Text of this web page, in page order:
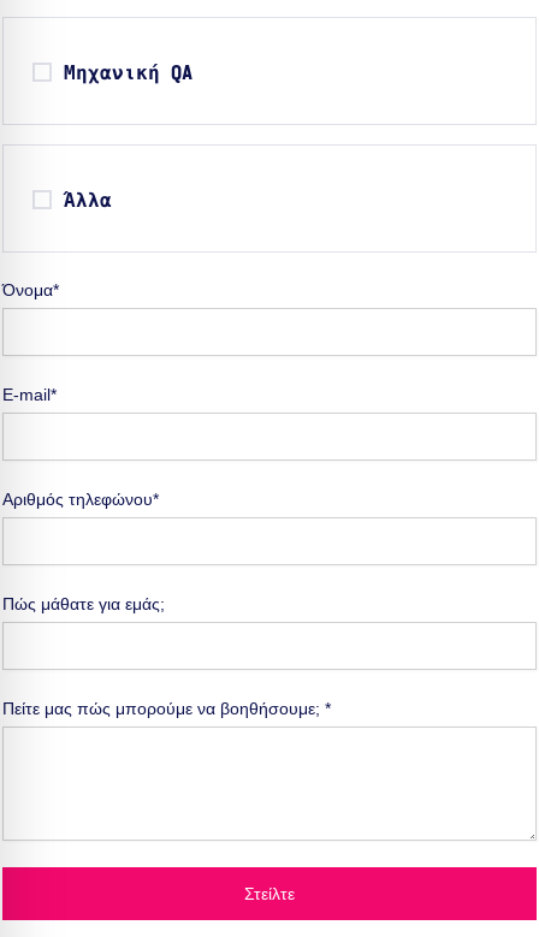
Μηχανική QA
Άλλα
Όνομα*
E-mail*
Αριθμός τηλεφώνου*
Πώς μάθατε για εμάς;
Πείτε μας πώς μπορούμε να βοηθήσουμε; *
Στείλτε